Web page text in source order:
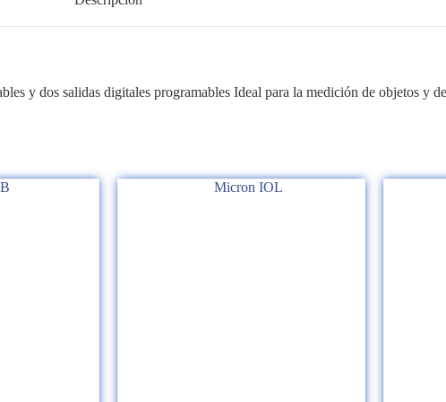
y dos salidas digitales programables Ideal para la medición de objetos y